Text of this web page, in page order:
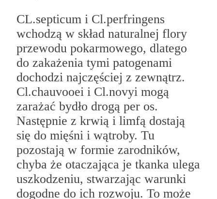
CL.septicum i Cl.perfringens
wchodzą w skład naturalnej flory
przewodu pokarmowego, dlatego
do zakażenia tymi patogenami
dochodzi najczęściej z zewnątrz.
Cl.chauvooei i Cl.novyi mogą
zarażać bydło drogą per os.
Następnie z krwią i limfą dostają
się do mięśni i wątroby. Tu
pozostają w formie zarodników,
chyba że otaczająca je tkanka ulega
uszkodzeniu, stwarzając warunki
dogodne do ich rozwoju. To może